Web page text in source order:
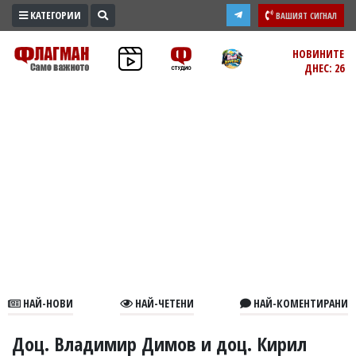
ПРОМО
ЗОНА
КАТЕГОРИИ ВАШИЯТ СИГНАЛ
НОВИНИТЕ
ДНЕС: 26
НАЙ-НОВИ НАЙ-ЧЕТЕНИ НАЙ-КОМЕНТИРАНИ
Доц. Владимир Димов и доц. Кирил